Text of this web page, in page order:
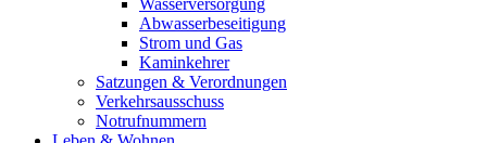
Wasserversorgung
Abwasserbeseitigung
Strom und Gas
Kaminkehrer
Satzungen & Verordnungen
Verkehrsausschuss
Notrufnummern